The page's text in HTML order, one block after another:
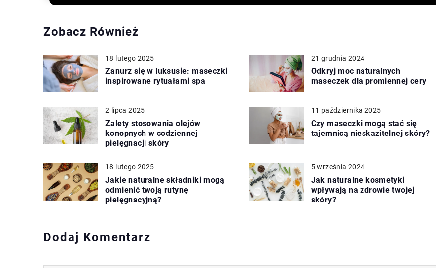
Zobacz Również
18 lutego 2025
Zanurz się w luksusie: maseczki
inspirowane rytuałami spa
21 grudnia 2024
Odkryj moc naturalnych
maseczek dla promiennej cery
2 lipca 2025
Zalety stosowania olejów
konopnych w codziennej
pielęgnacji skóry
11 października 2025
Czy maseczki mogą stać się
tajemnicą nieskazitelnej skóry?
18 lutego 2025
Jakie naturalne składniki mogą
odmienić twoją rutynę
pielęgnacyjną?
5 września 2024
Jak naturalne kosmetyki
wpływają na zdrowie twojej
skóry?
Dodaj Komentarz